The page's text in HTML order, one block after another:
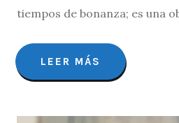
tiempos de bonanza; es una
LEER MÁS